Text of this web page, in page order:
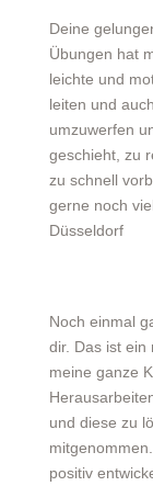
Deine
Übungen hat
leichte und
leiten und
umzuwerfen
geschieht, zu
zu schnell
gerne noch
Düsseldorf
Noch einmal
dir. Das ist ein
meine ganze
und diese zu
positiv